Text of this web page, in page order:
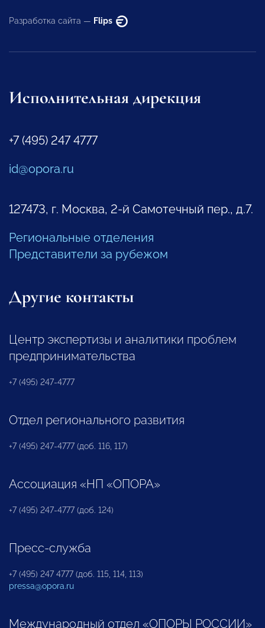
Разработка сайта — Flips
Исполнительная дирекция
+7 (495) 247 4777
id@opora.ru
127473, г. Москва, 2-й Самотечный пер., д.7.
Региональные отделения
Представители за рубежом
Другие контакты
Центр экспертизы и аналитики проблем
предпринимательства
+7 (495) 247-4777
Отдел регионального развития
+7 (495) 247-4777 (доб. 116, 117)
Ассоциация «НП «ОПОРА»
+7 (495) 247-4777 (доб. 124)
Пресс-служба
+7 (495) 247 4777 (доб. 115, 114, 113)
pressa@opora.ru
Международный отдел «ОПОРЫ РОССИИ»